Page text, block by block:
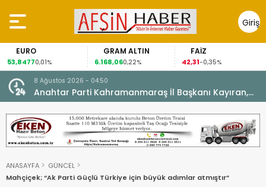
Giriş
Yap
GRAM ALTIN
0,22% 42,31 -0,35%
8 Ağustos 2026 - 04:50
Anahtar Parti Kahramanmaraş İl Başkanı Kayıran,
Afşin Teşkilatı ile buluştu.
ANASAYFA
GÜNCEL
Mahçiçek; “Ak Parti Güçlü Türkiye için büyük adımlar atmıştır”